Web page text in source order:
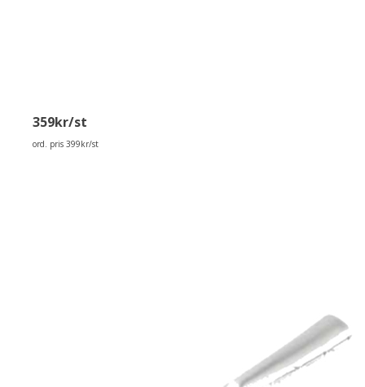
359kr/st
ord. pris 399kr/st